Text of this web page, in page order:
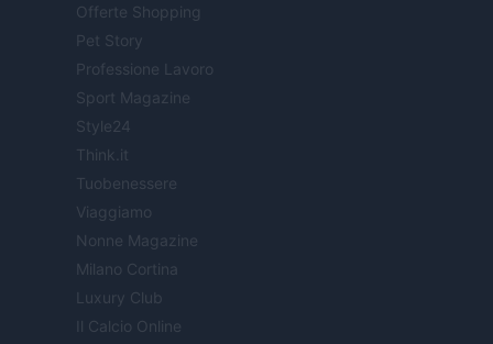
Offerte Shopping
Pet Story
Professione Lavoro
Sport Magazine
Style24
Think.it
Tuobenessere
Viaggiamo
Nonne Magazine
Milano Cortina
Luxury Club
Il Calcio Online